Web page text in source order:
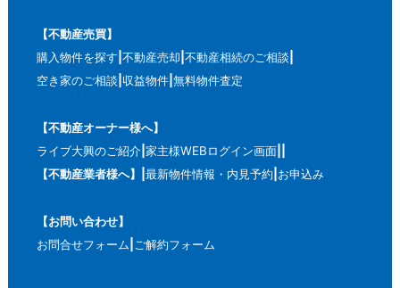
【不動産売買】
購入物件を探す 不動産売却 不動産相続のご相談
空き家のご相談 収益物件 無料物件査定
【不動産オーナー様へ】
ライブ大興のご紹介 家主様WEBログイン画面
【不動産業者様へ】
最新物件情報・内見予約 お申込み
【お問い合わせ】
お問合せフォーム ご解約フォーム